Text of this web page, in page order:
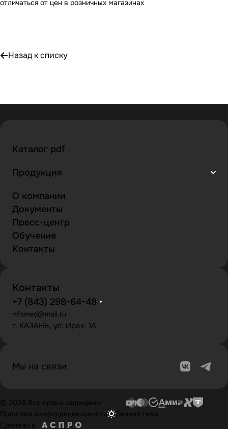
отличаться от цен в розничных магазинах
Назад к списку
Каталог pdf
Продукция
О компании
Документы
Пресс-центр
Обучение
Контакты
Контакты
+7 (843) 298-64-48
mfsmed@mail.ru
г. КАЗАНЬ, ул. Ирек, 1А
Мы на связи
© 2026 Все права защищены
Политика конфиденциальности
Темная тема
Сделано в